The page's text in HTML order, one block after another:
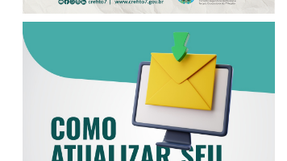
COMO ATUALIZAR
SEU E-MAIL NO